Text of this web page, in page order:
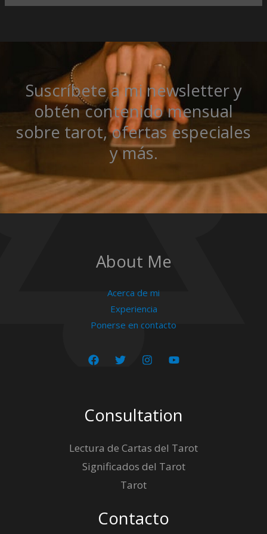
Suscríbete a mi newsletter y
obtén contenido mensual
sobre tarot, ofertas especiales
y más.
About Me
Acerca de mi
Experiencia
Ponerse en contacto
Consultation
Lectura de Cartas del Tarot
Significados del Tarot
Tarot
Contacto